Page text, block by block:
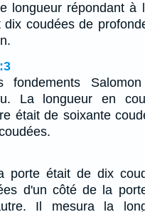
longueur répondant à
coudées de
fondements
La longueur en
était de soixante
porte était de dix
d'un côté de la
Il mesura la